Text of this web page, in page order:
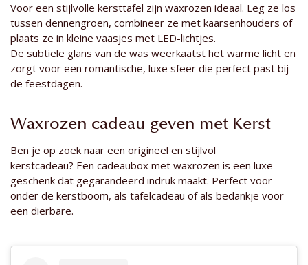
Voor een stijlvolle kersttafel zijn waxrozen ideaal. Leg ze los
tussen dennengroen, combineer ze met kaarsenhouders of
plaats ze in kleine vaasjes met LED-lichtjes.
De subtiele glans van de was weerkaatst het warme licht en
zorgt voor een romantische, luxe sfeer die perfect past bij
de feestdagen.
Waxrozen cadeau geven met Kerst
Ben je op zoek naar een origineel en stijlvol
kerstcadeau? Een cadeaubox met waxrozen is een luxe
geschenk dat gegarandeerd indruk maakt. Perfect voor
onder de kerstboom, als tafelcadeau of als bedankje voor
een dierbare.